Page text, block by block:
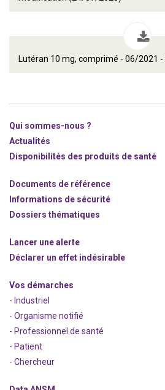
Lutéran 10 mg, comprimé - 06/2021
Qui sommes-nous ?
Actualités
Disponibilités des produits de santé
Documents de référence
Informations de sécurité
Dossiers thématiques
Lancer une alerte
Déclarer un effet indésirable
Vos démarches
- Industriel
- Organisme notifié
- Professionnel de santé
- Patient
- Chercheur